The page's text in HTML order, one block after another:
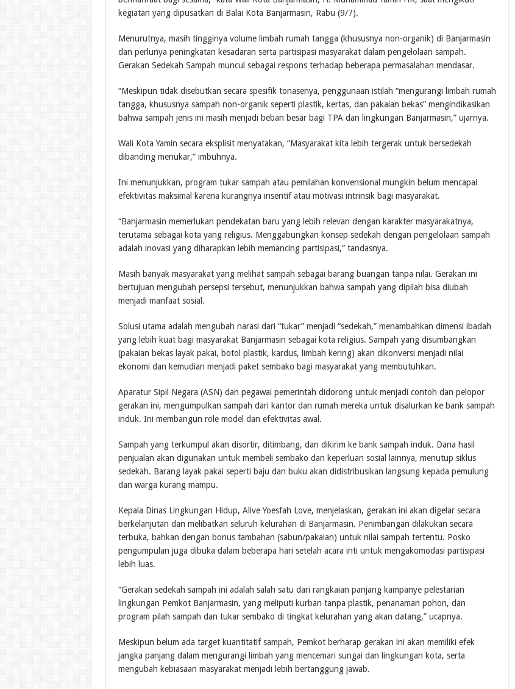
kegiatan yang dipusatkan di Balai Kota Banjarmasin, Rabu (9/7).
Menurutnya, masih tingginya volume limbah rumah tangga (khususnya non-organik) di Banjarmasin
dan perlunya peningkatan kesadaran serta partisipasi masyarakat dalam pengelolaan sampah.
Gerakan Sedekah Sampah muncul sebagai respons terhadap beberapa permasalahan mendasar.
“Meskipun tidak disebutkan secara spesifik tonasenya, penggunaan istilah “mengurangi limbah rumah
tangga, khususnya sampah non-organik seperti plastik, kertas, dan pakaian bekas” mengindikasikan
bahwa sampah jenis ini masih menjadi beban besar bagi TPA dan lingkungan Banjarmasin,” ujarnya.
Wali Kota Yamin secara eksplisit menyatakan, “Masyarakat kita lebih tergerak untuk bersedekah
dibanding menukar,” imbuhnya.
Ini menunjukkan, program tukar sampah atau pemilahan konvensional mungkin belum mencapai
efektivitas maksimal karena kurangnya insentif atau motivasi intrinsik bagi masyarakat.
“Banjarmasin memerlukan pendekatan baru yang lebih relevan dengan karakter masyarakatnya,
terutama sebagai kota yang religius. Menggabungkan konsep sedekah dengan pengelolaan sampah
adalah inovasi yang diharapkan lebih memancing partisipasi,” tandasnya.
Masih banyak masyarakat yang melihat sampah sebagai barang buangan tanpa nilai. Gerakan ini
bertujuan mengubah persepsi tersebut, menunjukkan bahwa sampah yang dipilah bisa diubah
menjadi manfaat sosial.
Solusi utama adalah mengubah narasi dari “tukar” menjadi “sedekah,” menambahkan dimensi ibadah
yang lebih kuat bagi masyarakat Banjarmasin sebagai kota religius. Sampah yang disumbangkan
(pakaian bekas layak pakai, botol plastik, kardus, limbah kering) akan dikonversi menjadi nilai
ekonomi dan kemudian menjadi paket sembako bagi masyarakat yang membutuhkan.
Aparatur Sipil Negara (ASN) dan pegawai pemerintah didorong untuk menjadi contoh dan pelopor
gerakan ini, mengumpulkan sampah dari kantor dan rumah mereka untuk disalurkan ke bank sampah
induk. Ini membangun role model dan efektivitas awal.
Sampah yang terkumpul akan disortir, ditimbang, dan dikirim ke bank sampah induk. Dana hasil
penjualan akan digunakan untuk membeli sembako dan keperluan sosial lainnya, menutup siklus
sedekah. Barang layak pakai seperti baju dan buku akan didistribusikan langsung kepada pemulung
dan warga kurang mampu.
Kepala Dinas Lingkungan Hidup, Alive Yoesfah Love, menjelaskan, gerakan ini akan digelar secara
berkelanjutan dan melibatkan seluruh kelurahan di Banjarmasin. Penimbangan dilakukan secara
terbuka, bahkan dengan bonus tambahan (sabun/pakaian) untuk nilai sampah tertentu. Posko
pengumpulan juga dibuka dalam beberapa hari setelah acara inti untuk mengakomodasi partisipasi
lebih luas.
“Gerakan sedekah sampah ini adalah salah satu dari rangkaian panjang kampanye pelestarian
lingkungan Pemkot Banjarmasin, yang meliputi kurban tanpa plastik, penanaman pohon, dan
program pilah sampah dan tukar sembako di tingkat kelurahan yang akan datang,” ucapnya.
Meskipun belum ada target kuantitatif sampah, Pemkot berharap gerakan ini akan memiliki efek
jangka panjang dalam mengurangi limbah yang mencemari sungai dan lingkungan kota, serta
mengubah kebiasaan masyarakat menjadi lebih bertanggung jawab.